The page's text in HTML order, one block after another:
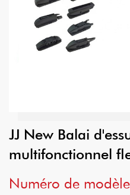
JJ New Balai
multifonctionnel
Numéro de